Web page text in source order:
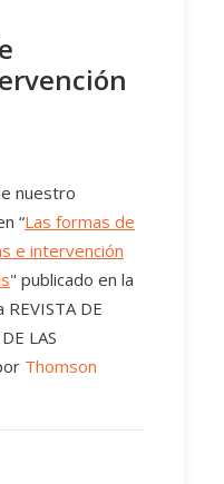
nuestro
“Las formas de
e intervención
" publicado en la
DE
LAS
Thomson